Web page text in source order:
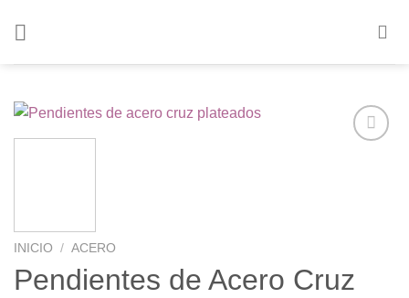
INICIO / ACERO
Pendientes de Acero Cruz